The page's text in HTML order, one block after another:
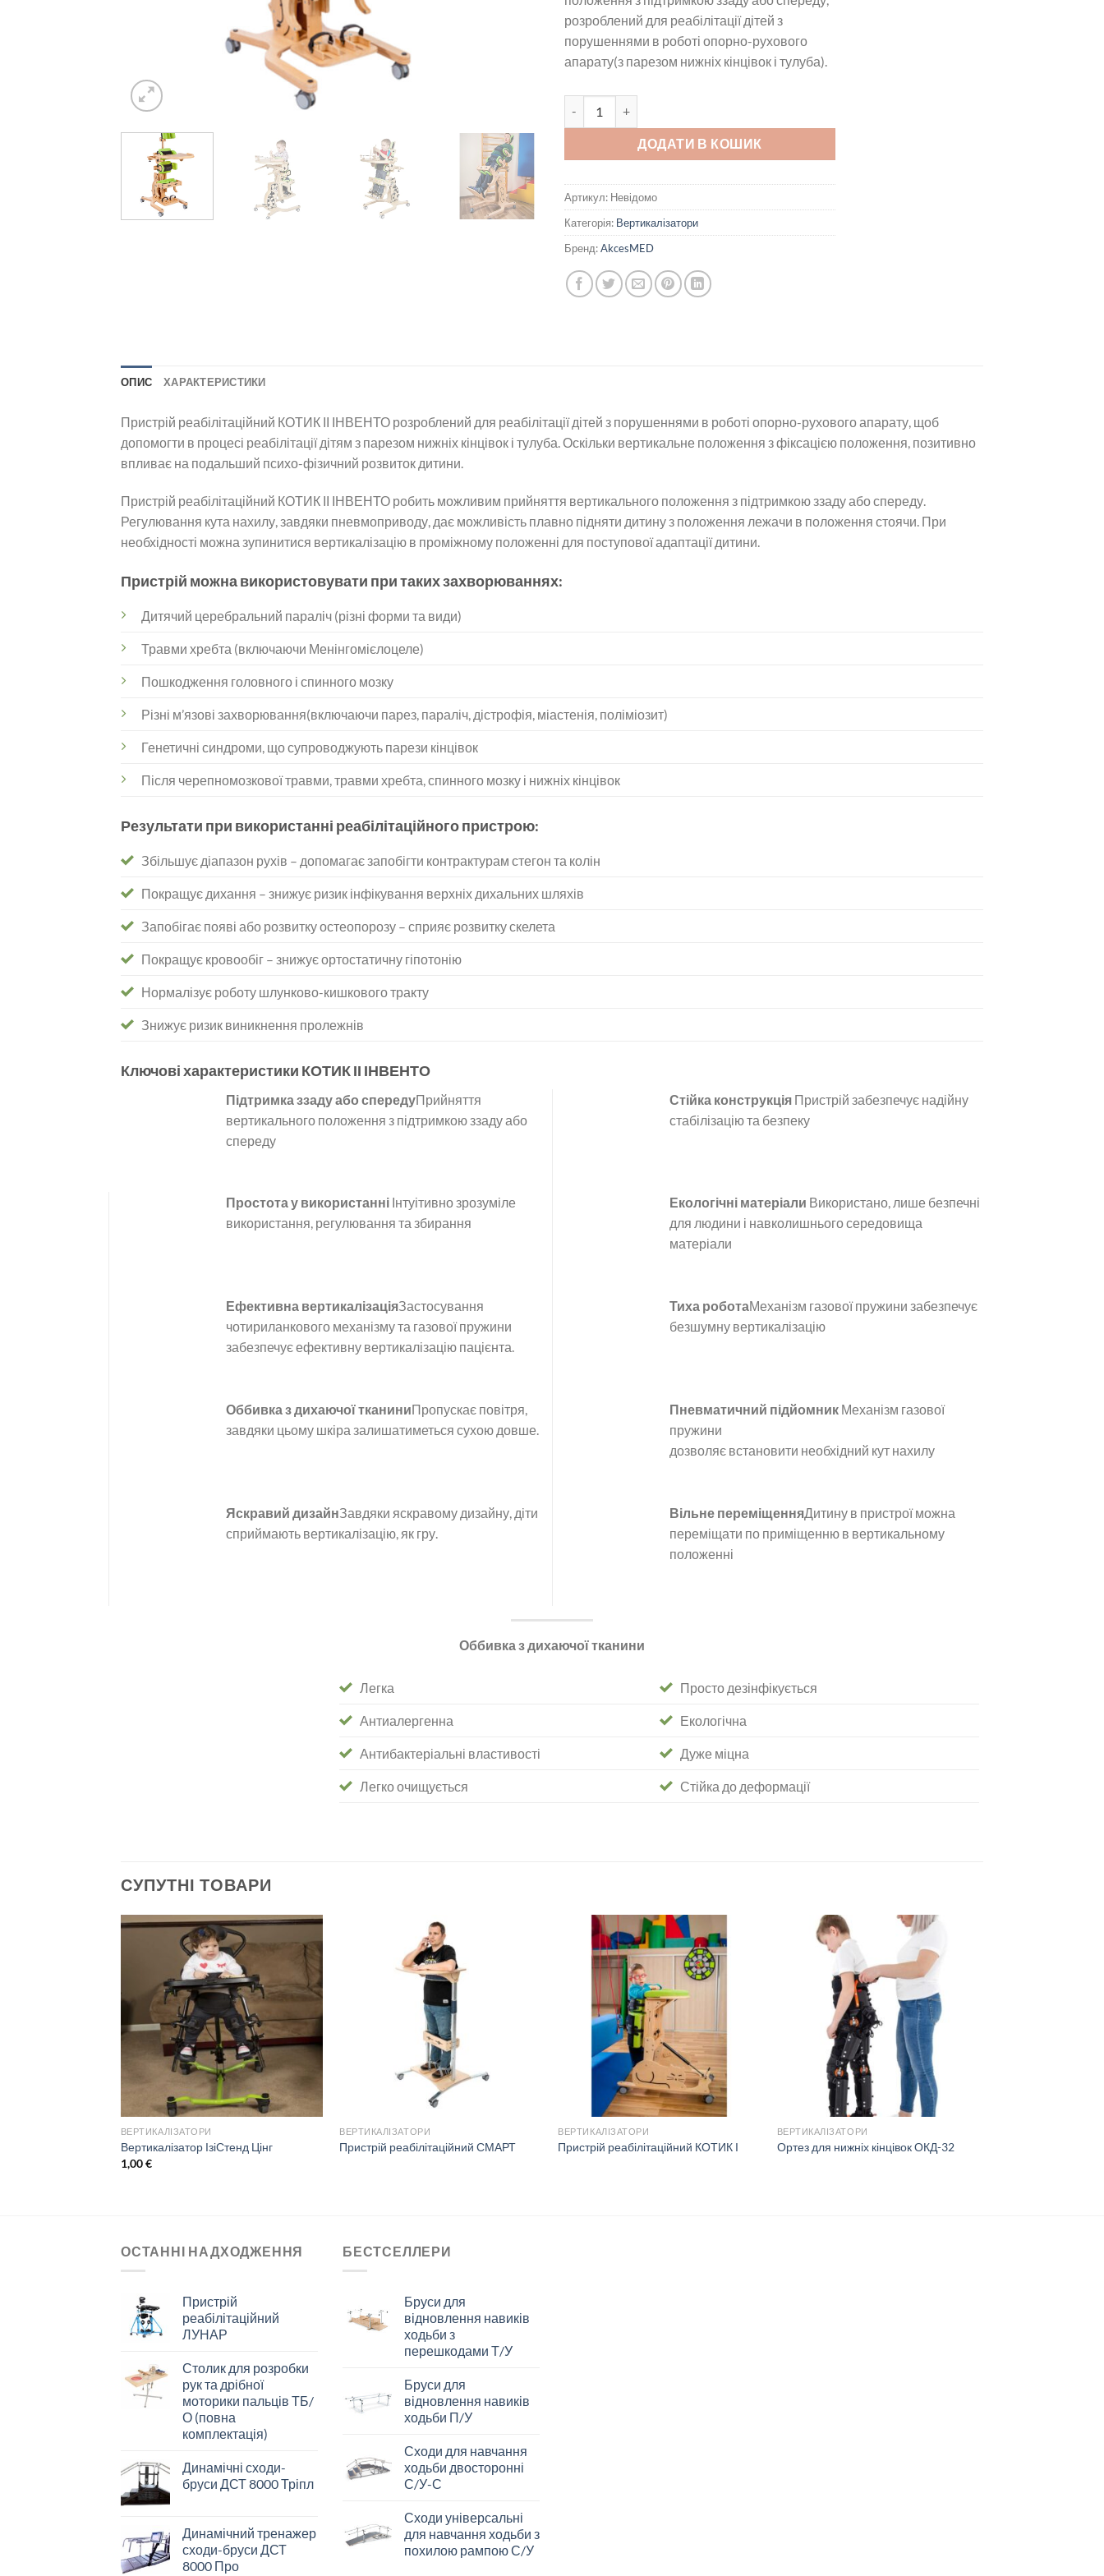
розроблений для реабілітації дітей з
порушеннями в роботі опорно-рухового
апарату(з парезом нижніх кінцівок і тулуба).
ДОДАТИ В КОШИК
Артикул: Невідомо
Категорія: Вертикалізатори
Бренд:AkcesMED
ОПИС ХАРАКТЕРИСТИКИ
Пристрій реабілітаційний КОТИК ІІ ІНВЕНТО розроблений для реабілітації дітей з порушеннями в роботі опорно-рухового апарату, щоб
допомогти в процесі реабілітації дітям з парезом нижніх кінцівок і тулуба. Оскільки вертикальне положення з фіксацією положення, позитивно
впливає на подальший психо-фізичний розвиток дитини.
Пристрій реабілітаційний КОТИК ІІ ІНВЕНТО робить можливим прийняття вертикального положення з підтримкою ззаду або спереду.
Регулювання кута нахилу, завдяки пневмоприводу, дає можливість плавно підняти дитину з положення лежачи в положення стоячи. При
необхідності можна зупинитися вертикалізацію в проміжному положенні для поступової адаптації дитини.
Пристрій можна використовувати при таких захворюваннях:
Дитячий церебральний параліч (різні форми та види)
Травми хребта (включаючи Менінгомієлоцеле)
Пошкодження головного і спинного мозку
Різні м’язові захворювання(включаючи парез, параліч, дістрофія, міастенія, поліміозит)
Генетичні синдроми, що супроводжують парези кінцівок
Після черепномозкової травми, травми хребта, спинного мозку і нижніх кінцівок
Результати при використанні реабілітаційного пристрою:
Збільшує діапазон рухів – допомагає запобігти контрактурам стегон та колін
Покращує дихання – знижує ризик інфікування верхніх дихальних шляхів
Запобігає появі або розвитку остеопорозу – сприяє розвитку скелета
Покращує кровообіг – знижує ортостатичну гіпотонію
Нормалізує роботу шлунково-кишкового тракту
Знижує ризик виникнення пролежнів
Ключові характеристики КОТИК ІІ ІНВЕНТО
Підтримка ззаду або спередуПрийняття
вертикального положення з підтримкою ззаду або
спереду
Стійка конструкція Пристрій забезпечує надійну
стабілізацію та безпеку
Простота у використанні Інтуітивно зрозуміле
використання, регулювання та збирання
Екологічні матеріали Використано, лише безпечні
для людини і навколишнього середовища
матеріали
Ефективна вертикалізаціяЗастосування
чотириланкового механізму та газової пружини
забезпечує ефективну вертикалізацію пацієнта.
Тиха роботаМеханізм газової пружини забезпечує
безшумну вертикалізацію
Оббивка з дихаючої тканиниПропускає повітря,
завдяки цьому шкіра залишатиметься сухою довше.
Пневматичний підйомник Механізм газової
пружини
дозволяє встановити необхідний кут нахилу
Яскравий дизайнЗавдяки яскравому дизайну, діти
сприймають вертикалізацію, як гру.
Вільне переміщенняДитину в пристрої можна
переміщати по приміщенню в вертикальному
положенні
Оббивка з дихаючої тканини
Легка
Антиалергенна
Антибактеріальні властивості
Легко очищується
Просто дезінфікується
Екологічна
Дуже міцна
Стійка до деформації
СУПУТНІ ТОВАРИ
ВЕРТИКАЛІЗАТОРИ
Вертикалізатор ІзіСтенд Цінг
1,00€
ВЕРТИКАЛІЗАТОРИ
Пристрій реабілітаційний СМАРТ
ВЕРТИКАЛІЗАТОРИ
Пристрій реабілітаційний КОТИК І
ВЕРТИКАЛІЗАТОРИ
Ортез для нижніх кінцівок ОКД-32
ОСТАННІ НАДХОДЖЕННЯ
Пристрій
реабілітаційний
ЛУНАР
Столик для розробки
рук та дрібної
моторики пальців ТБ/
О (повна
комплектація)
Динамічні сходи-
бруси ДСТ 8000 Тріпл
Динамічний тренажер
сходи-бруси ДСТ
8000 Про
БЕСТСЕЛЛЕРИ
Бруси для
відновлення навиків
ходьби з
перешкодами Т/У
Бруси для
відновлення навиків
ходьби П/У
Сходи для навчання
ходьби двосторонні
С/У-С
Сходи універсальні
для навчання ходьби з
похилою рампою С/У